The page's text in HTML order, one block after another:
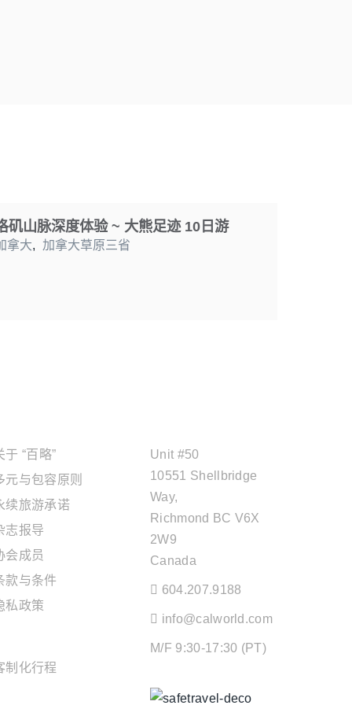
矶山脉深度体验 ~ 大熊足迹 10日游
拿大, 加拿大草原三省
于 “百略”
元与包容原则
续旅游承诺
志报导
会成员
款与条件
私政策
制化行程
Unit #50
10551 Shellbridge
Way,
Richmond BC V6X
2W9
Canada
604.207.9188
info@calworld.com
M/F 9:30-17:30 (PT)